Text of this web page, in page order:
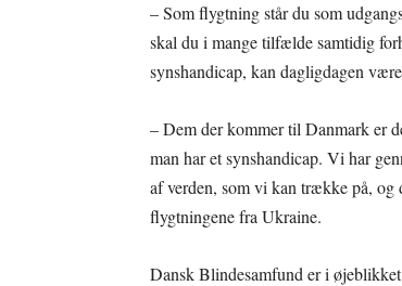
– Som flygtning står du som
skal du i mange tilfælde samtidig
synshandicap, kan dagligdagen
– Dem der kommer til Danmark er
man har et synshandicap. Vi har
af verden, som vi kan trække på,
flygtningene fra Ukraine.
Dansk Blindesamfund er i